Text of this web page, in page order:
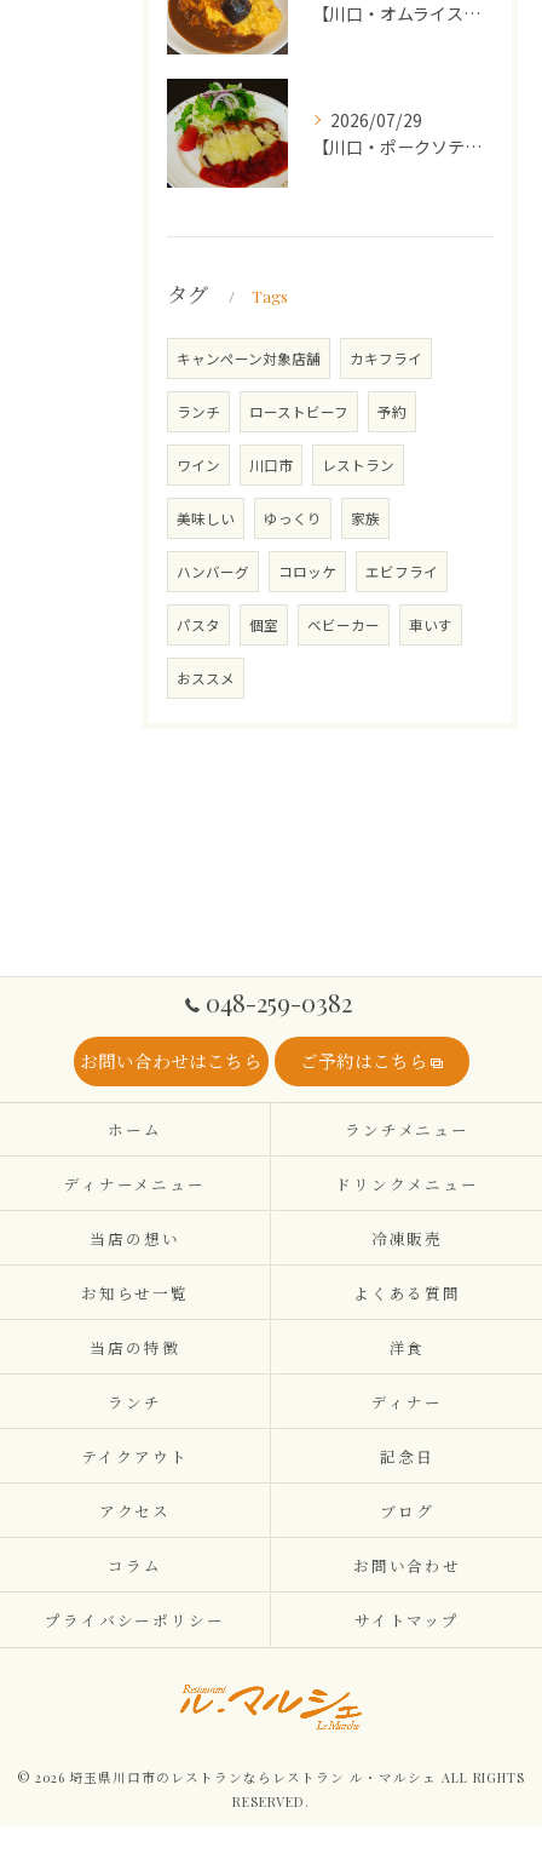
【川口・オムライス】ランチ・ディナーにおススメの週替わりメニ...
2026/07/29
【川口・ポークソテー】ランチ・ディナーにおススメの週替わりメ...
タグ Tags
キャンペーン対象店舗 カキフライ
ランチ ローストビーフ 予約
ワイン 川口市 レストラン
美味しい ゆっくり 家族
ハンバーグ コロッケ エビフライ
パスタ 個室 ベビーカー 車いす
おススメ
048-259-0382
お問い合わせはこちら ご予約はこちら
ホーム ランチメニュー
ディナーメニュー ドリンクメニュー
当店の想い 冷凍販売
お知らせ一覧 よくある質問
当店の特徴 洋食
ランチ ディナー
テイクアウト 記念日
アクセス ブログ
コラム お問い合わせ
プライバシーポリシー サイトマップ
© 2026 埼玉県川口市のレストランならレストラン ル・マルシェ ALL RIGHTS
RESERVED.